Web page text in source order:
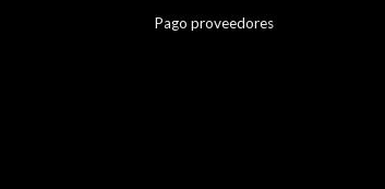
Pago proveedores